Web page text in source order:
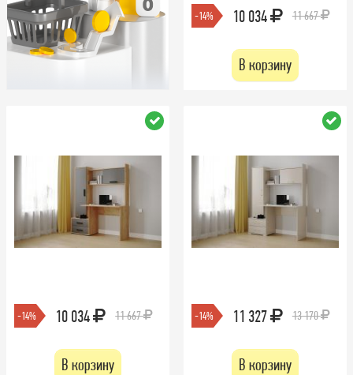
-14% 10 034 11 667
В корзину
-14% 10 034 11 667
В корзину
-14% 11 327 13 170
В корзину